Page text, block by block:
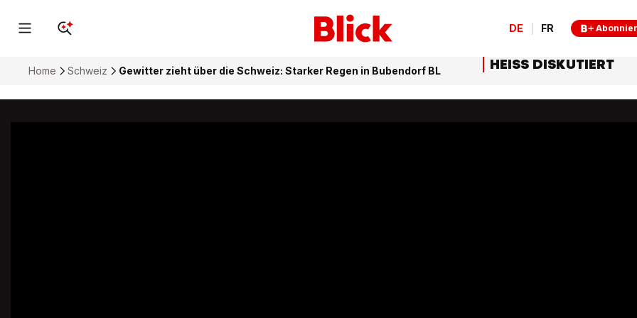
DE FR
Home Schweiz Gewitter zieht über die Schweiz: Starker Regen in Bubendorf BL HEISS DISKUTIERT